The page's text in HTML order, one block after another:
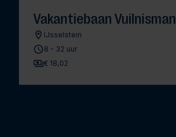
Vakantiebaan Vuilnisman
IJsselstein
8 - 32 uur
€ 18,02